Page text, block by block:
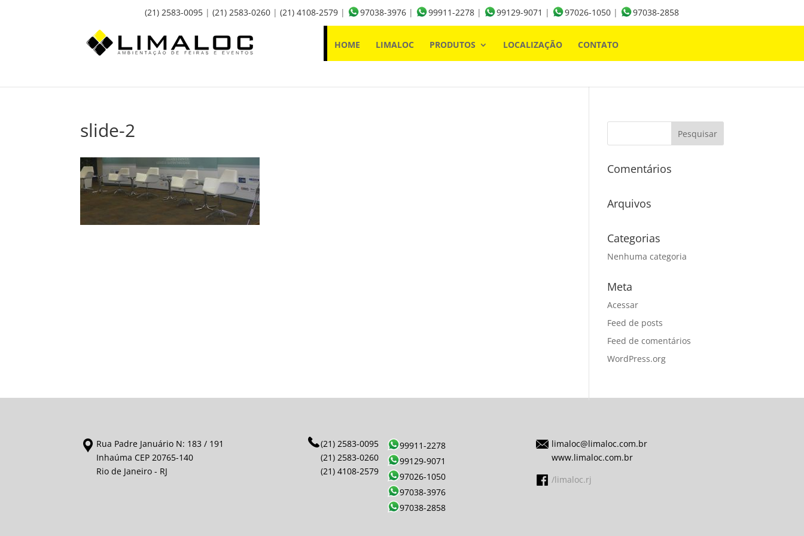
(21) 2583-0095| (21) 2583-0260| (21) 4108-2579| 97038-3976| 99911-2278| 99129-9071 | 97026-1050| 97038-2858
HOME LIMALOC PRODUTOS LOCALIZAÇÃO CONTATO
slide-2
Comentários
Arquivos
Categorias
Nenhuma categoria
Meta
Acessar
Feed de posts
Feed de comentários
WordPress.org
Rua Padre Januário N: 183 / 191
Inhaúma CEP 20765-140
Rio de Janeiro - RJ
(21) 2583-0095
(21) 2583-0260
(21) 4108-2579
99911-2278
99129-9071
97026-1050
97038-3976
97038-2858
limaloc@limaloc.com.br
www.limaloc.com.br
/limaloc.rj